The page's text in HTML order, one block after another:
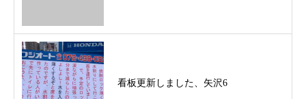
看板更新しました、矢沢6